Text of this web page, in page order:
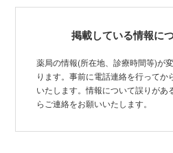
掲載している情報に
薬局の情報(所在地、診療時間等)が
ります。事前に電話連絡を行ってか
いたします。情報について誤りがあ
らご連絡をお願いいたします。